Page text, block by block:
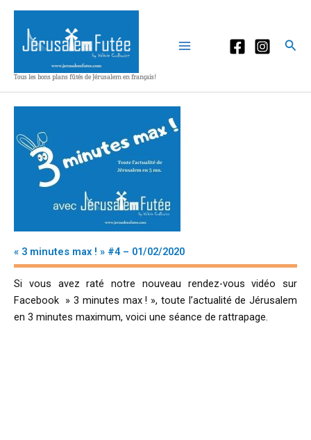
Aller
contenu
Tous les bons plans fûtés de Jérusalem en français!
« 3 minutes max ! » #4 – 01/02/2020
Si vous avez raté notre nouveau rendez-vous vidéo sur
Facebook » 3 minutes max ! », toute l’actualité de Jérusalem
en 3 minutes maximum, voici une séance de rattrapage.